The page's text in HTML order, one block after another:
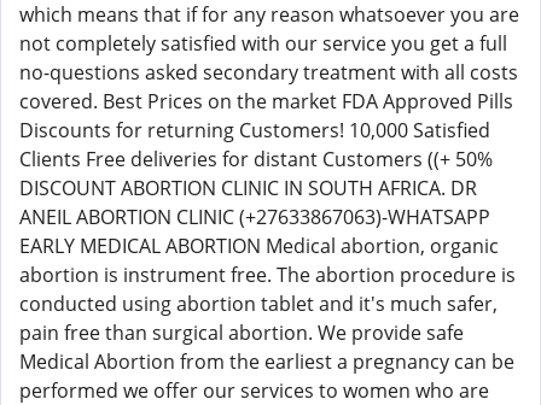
which means that if for any reason whatsoever you are
not completely satisfied with our service you get a full
no-questions asked secondary treatment with all costs
covered. Best Prices on the market FDA Approved Pills
Discounts for returning Customers! 10,000 Satisfied
Clients Free deliveries for distant Customers ((+ 50%
DISCOUNT ABORTION CLINIC IN SOUTH AFRICA. DR
ANEIL ABORTION CLINIC (+27633867063)-WHATSAPP
EARLY MEDICAL ABORTION Medical abortion, organic
abortion is instrument free. The abortion procedure is
conducted using abortion tablet and it's much safer,
pain free than surgical abortion. We provide safe
Medical Abortion from the earliest a pregnancy can be
performed we offer our services to women who are